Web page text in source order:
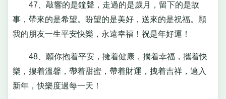
47、敲響的是鐘聲，走過的是歲月，留下的是故
事，帶來的是希望。盼望的是美好，送來的是祝福。願
我的朋友一生平安快樂，永遠幸福！祝是年好運！
48、願你抱着平安，擁着健康，揣着幸福，攜着快
樂，摟着溫馨，帶着甜蜜，帶着財運，拽着吉祥，邁入
新年，快樂度過每一天！